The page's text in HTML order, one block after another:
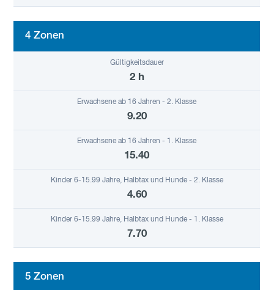
4 Zonen
2 h
9.20
15.40
4.60
7.70
5 Zonen